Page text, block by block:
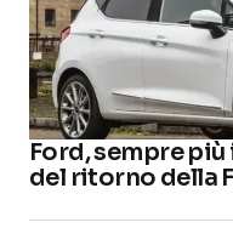
Ford, sempre
del ritorno della